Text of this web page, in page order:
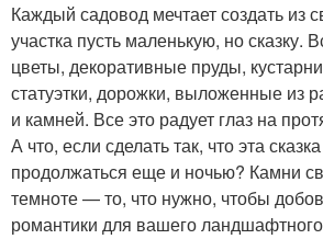
Каждый садовод мечтает создать из
участка пусть маленькую, но сказку.
цветы, декоративные пруды,
статуэтки, дорожки, выложенные из
и камней. Все это радует глаз на
А что, если сделать так, что эта
продолжаться еще и ночью? Камни
темноте — то, что нужно, чтобы
романтики для вашего